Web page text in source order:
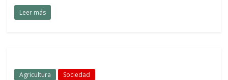
Leer más
Agricultura Sociedad